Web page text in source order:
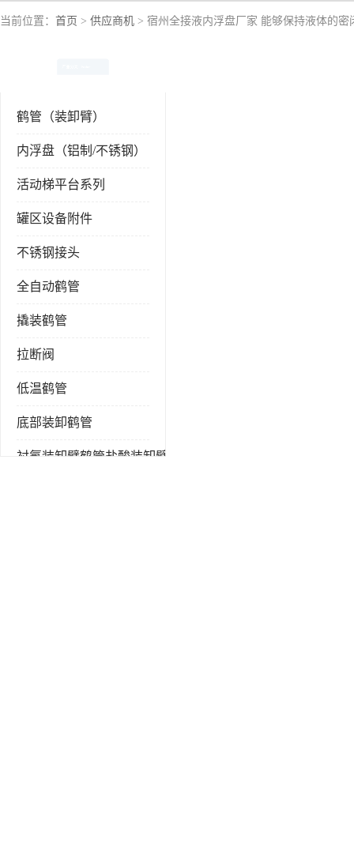
当前位置： 首页 > 供应商机 > 宿州全接液内浮盘厂家 能够保持液体的密
鹤管（装卸臂）
内浮盘（铝制/不锈钢）
活动梯平台系列
罐区设备附件
不锈钢接头
全自动鹤管
撬装鹤管
拉断阀
低温鹤管
底部装卸鹤管
衬氟装卸臂鹤管盐酸装卸臂